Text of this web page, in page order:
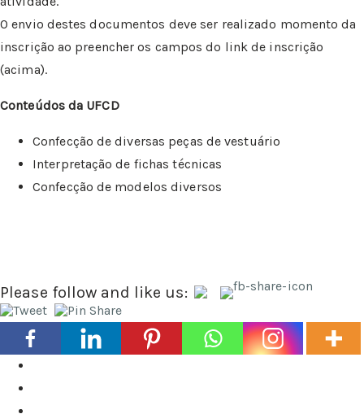
O envio destes documentos deve ser realizado momento da
inscrição ao preencher os campos do link de inscrição
(acima).
Conteúdos da UFCD
Confecção de diversas peças de vestuário
Interpretação de fichas técnicas
Confecção de modelos diversos
Please follow and like us: